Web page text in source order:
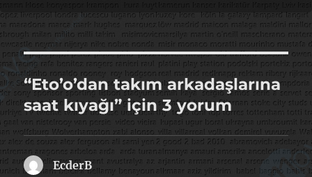
“Eto’o’dan takım arkadaşlarına
saat kıyağı” için 3 yorum
EcderBdedi